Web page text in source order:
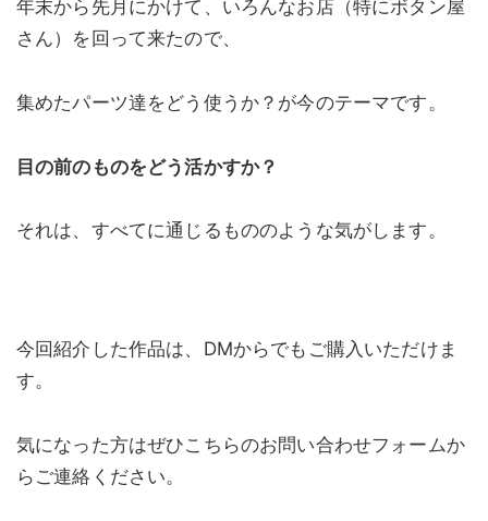
年末から先月にかけて、いろんなお店（特にボタン屋
さん）を回って来たので、
集めたパーツ達をどう使うか？が今のテーマです。
目の前のものをどう活かすか？
それは、すべてに通じるもののような気がします。
今回紹介した作品は、DMからでもご購入いただけま
す。
気になった方はぜひこちらのお問い合わせフォームか
らご連絡ください。